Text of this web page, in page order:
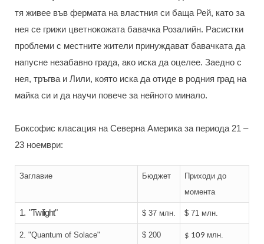
тя живее във фермата на властния си баща Рей, като за
нея се грижи цветнокожата бавачка Розалийн. Расистки
проблеми с местните жители принуждават бавачката да
напусне незабавно града, ако иска да оцелее. Заедно с
нея, тръгва и Лили, която иска да отиде в родния град на
майка си и да научи повече за нейното минало.
Боксофис класация на Северна Америка за периода 21 –
23 ноември:
Заглавие Бюджет
Приходи до
момента
1. "Twilight" $ 37 млн. $ 71 млн.
2. "Quantum of Solace"
$ 200
$ 109 млн.